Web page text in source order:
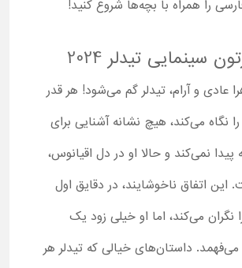
سینمایی تیدلر 2024
عادی و آرام، تیدلر گم می‌شود! هر قدر
نگاه می‌کند، هیچ نشانه آشنایی برای
نمی‌کند و حالا او در دل اقیانوس،
این اتفاق ناخوشایند، در دقایق اول
نگران می‌کند، اما او خیلی زود یک
داستان‌های خیالی که تیدلر هر